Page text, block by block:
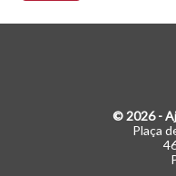
© 2026 -
Plaça